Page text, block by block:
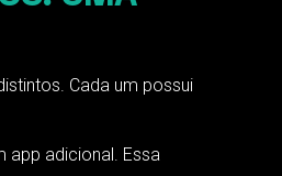
Cada um possui
app adicional. Essa